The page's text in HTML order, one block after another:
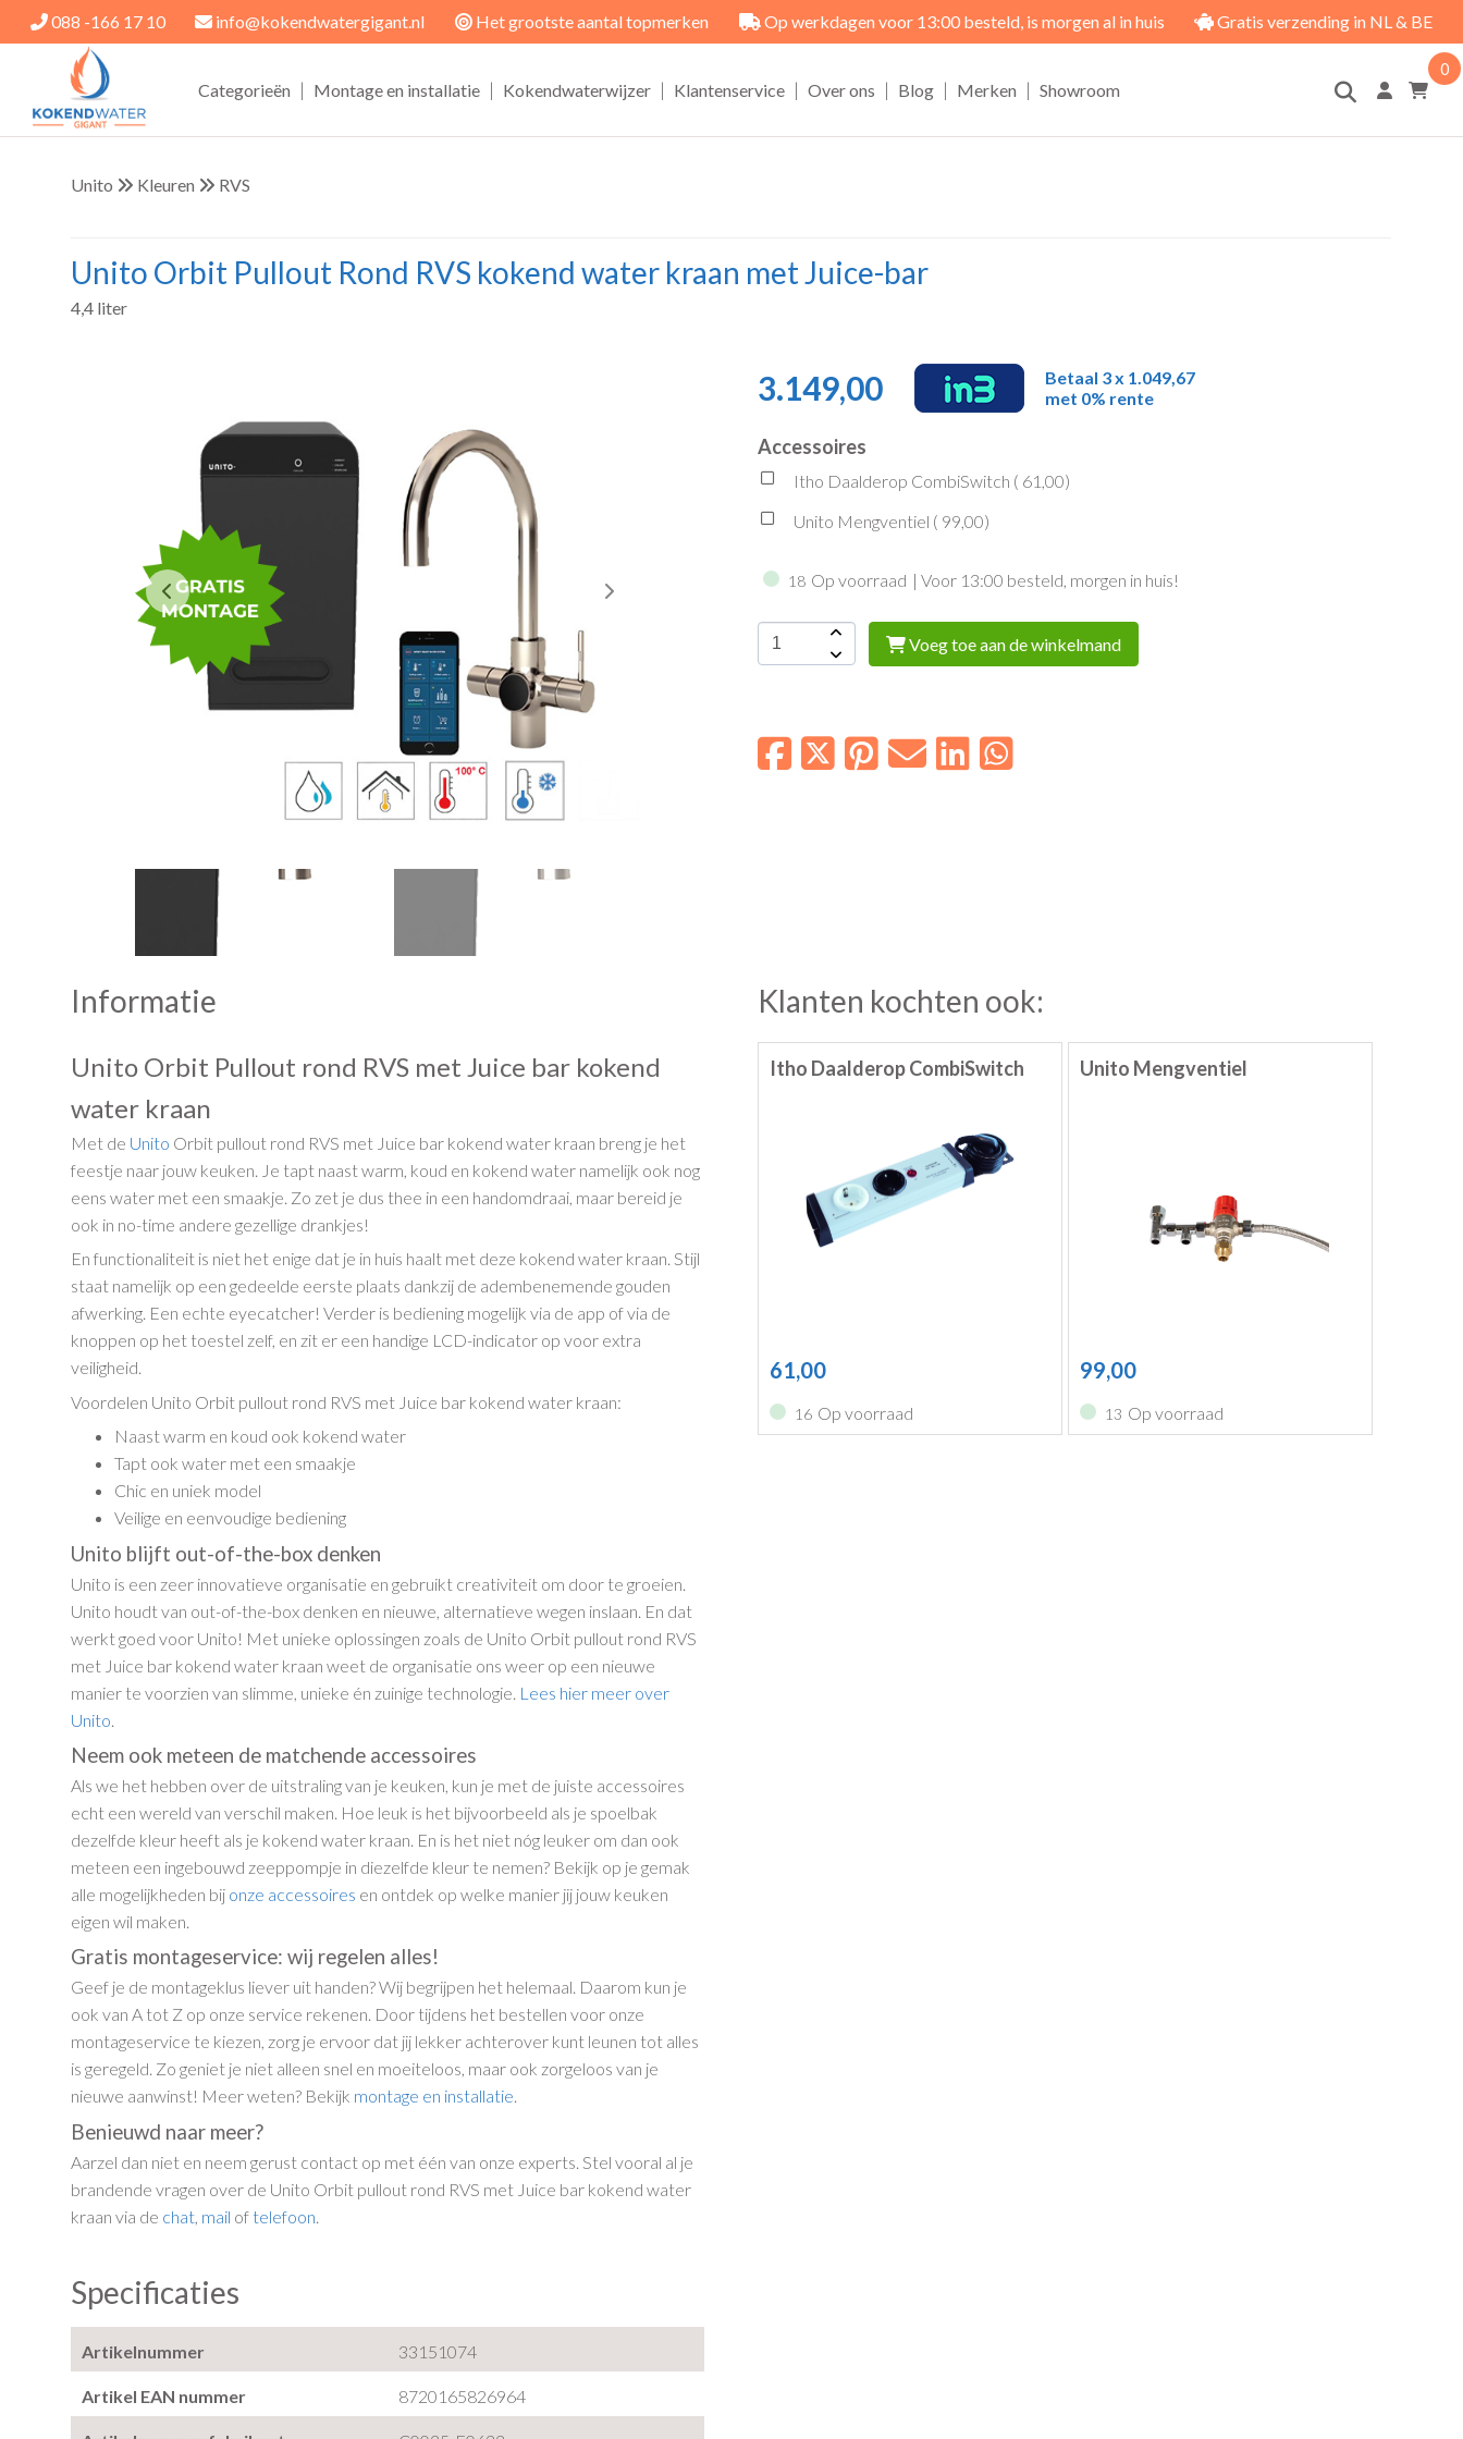
088 -166 17 10 info@kokendwatergigant.nl Het grootste aantal topmerken Op werkdagen voor 13:00 besteld, is morgen al in huis Gratis verzending in NL & BE
Categorieën | Montage en installatie | Kokendwaterwijzer | Klantenservice | Over ons | Blog | Merken | Showroom
0
Unito Kleuren RVS
Unito Orbit Pullout Rond RVS kokend water kraan met Juice-bar
4,4 liter
3.149,00
Betaal 3 x 1.049,67
met 0% rente
Accessoires
Itho Daalderop CombiSwitch ( 61,00)
Unito Mengventiel ( 99,00)
18 Op voorraad | Voor 13:00 besteld, morgen in huis!
Voeg toe aan de winkelmand
Informatie
Unito Orbit Pullout rond RVS met Juice bar kokend
water kraan
Met de Unito Orbit pullout rond RVS met Juice bar kokend water kraan breng je het
feestje naar jouw keuken. Je tapt naast warm, koud en kokend water namelijk ook nog
eens water met een smaakje. Zo zet je dus thee in een handomdraai, maar bereid je
ook in no-time andere gezellige drankjes!
En functionaliteit is niet het enige dat je in huis haalt met deze kokend water kraan. Stijl
staat namelijk op een gedeelde eerste plaats dankzij de adembenemende gouden
afwerking. Een echte eyecatcher! Verder is bediening mogelijk via de app of via de
knoppen op het toestel zelf, en zit er een handige LCD-indicator op voor extra
veiligheid.
Voordelen Unito Orbit pullout rond RVS met Juice bar kokend water kraan:
Naast warm en koud ook kokend water
Tapt ook water met een smaakje
Chic en uniek model
Veilige en eenvoudige bediening
Unito blijft out-of-the-box denken
Unito is een zeer innovatieve organisatie en gebruikt creativiteit om door te groeien.
Unito houdt van out-of-the-box denken en nieuwe, alternatieve wegen inslaan. En dat
werkt goed voor Unito! Met unieke oplossingen zoals de Unito Orbit pullout rond RVS
met Juice bar kokend water kraan weet de organisatie ons weer op een nieuwe
manier te voorzien van slimme, unieke én zuinige technologie. Lees hier meer over
Unito
Neem ook meteen de matchende accessoires
Als we het hebben over de uitstraling van je keuken, kun je met de juiste accessoires
echt een wereld van verschil maken. Hoe leuk is het bijvoorbeeld als je spoelbak
dezelfde kleur heeft als je kokend water kraan. En is het niet nóg leuker om dan ook
meteen een ingebouwd zeeppompje in diezelfde kleur te nemen? Bekijk op je gemak
alle mogelijkheden bij onze accessoires en ontdek op welke manier jij jouw keuken
eigen wil maken.
Gratis montageservice: wij regelen alles!
Geef je de montageklus liever uit handen? Wij begrijpen het helemaal. Daarom kun je
ook van A tot Z op onze service rekenen. Door tijdens het bestellen voor onze
montageservice te kiezen, zorg je ervoor dat jij lekker achterover kunt leunen tot alles
is geregeld. Zo geniet je niet alleen snel en moeiteloos, maar ook zorgeloos van je
nieuwe aanwinst! Meer weten? Bekijk montage en installatie.
Benieuwd naar meer?
Aarzel dan niet en neem gerust contact op met één van onze experts. Stel vooral al je
brandende vragen over de Unito Orbit pullout rond RVS met Juice bar kokend water
kraan via de chat mail oftelefoon
Specificaties
Artikelnummer 33151074
Artikel EAN nummer 8720165826964
Klanten kochten ook:
Itho Daalderop CombiSwitch
61,00
16 Op voorraad
Unito Mengventiel
99,00
13 Op voorraad